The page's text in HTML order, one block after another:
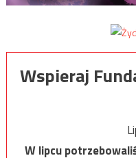
Wspieraj
W lipcu